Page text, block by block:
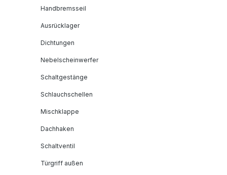
Handbremsseil
Ausrücklager
Dichtungen
Nebelscheinwerfer
Schaltgestänge
Schlauchschellen
Mischklappe
Dachhaken
Schaltventil
Türgriff außen